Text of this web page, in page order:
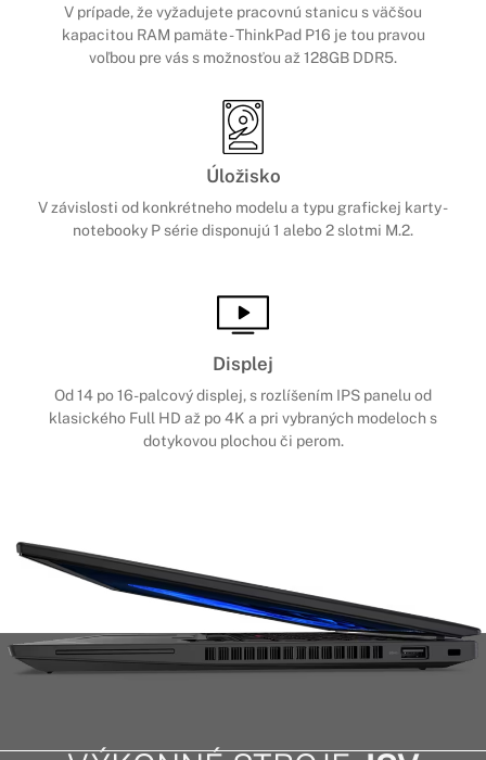
V prípade, že vyžadujete pracovnú stanicu s väčšou
kapacitou RAM pamäte - ThinkPad P16 je tou pravou
voľbou pre vás s možnosťou až 128GB DDR5.
Úložisko
V závislosti od konkrétneho modelu a typu grafickej karty -
notebooky P série disponujú 1 alebo 2 slotmi M.2.
Displej
Od 14 po 16-palcový displej, s rozlíšením IPS panelu od
klasického Full HD až po 4K a pri vybraných modeloch s
dotykovou plochou či perom.